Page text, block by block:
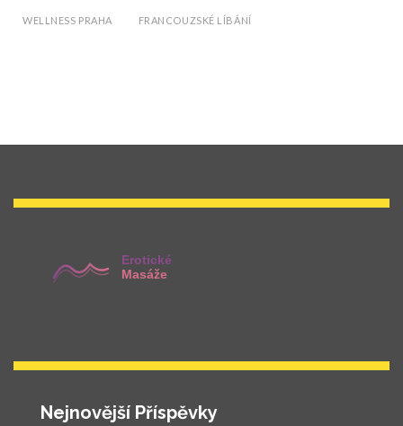
WELLNESS PRAHA FRANCOUZSKÉ LÍBÁNÍ
Nejnovější Příspěvky